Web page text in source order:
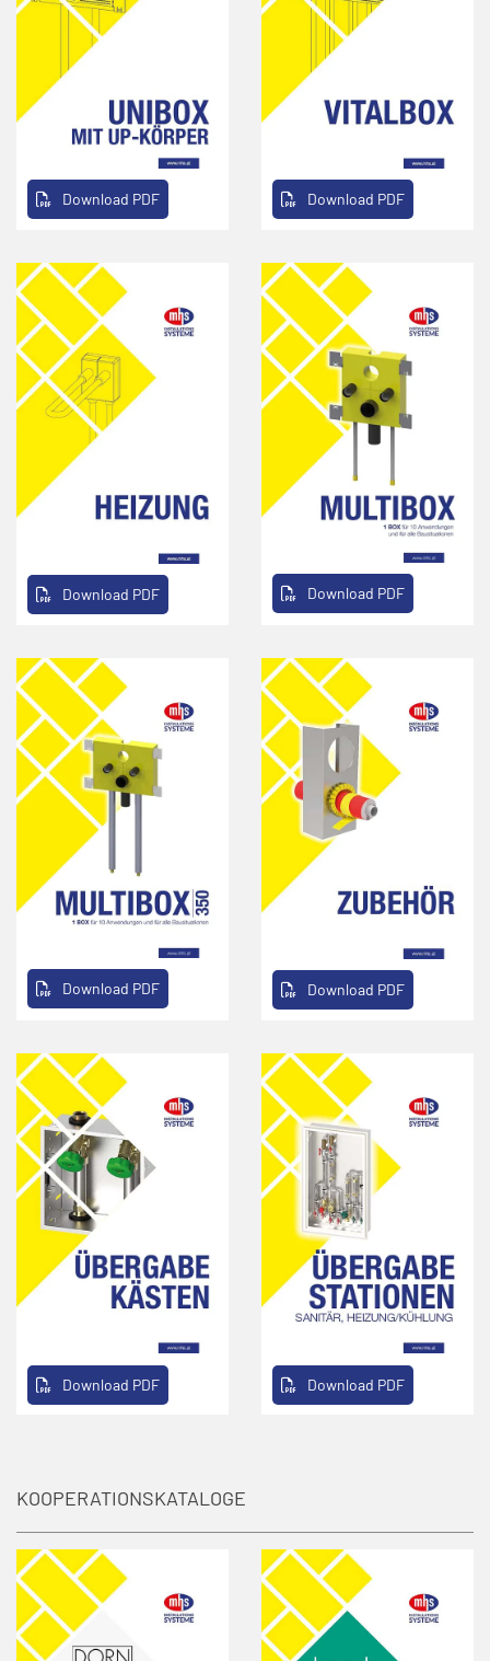
Download PDF Download PDF
Download PDF Download PDF
Download PDF Download PDF
Download PDF Download PDF
KOOPERATIONSKATALOGE